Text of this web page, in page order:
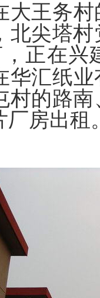
大王务
北尖塔
正在兴
华汇纸
村的路
厂房出租